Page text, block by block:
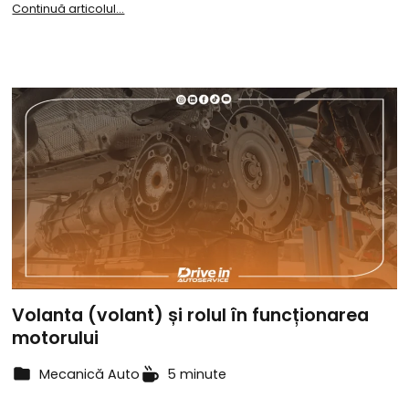
Continuă articolul...
Volanta (volant) și rolul în funcționarea
motorului
Mecanică Auto
5 minute